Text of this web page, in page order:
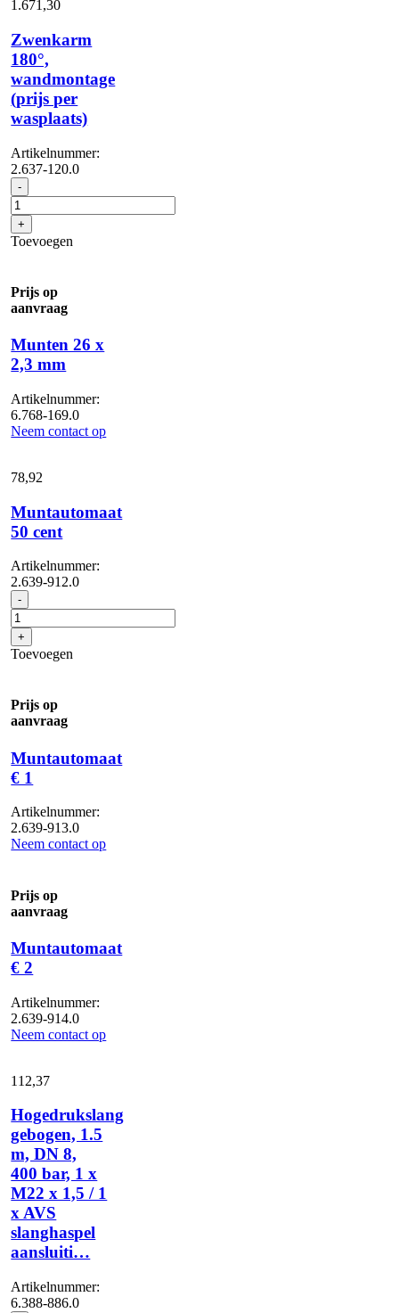
1.671,30
Zwenkarm
180°,
wandmontage
(prijs per
wasplaats)
Artikelnummer:
2.637-120.0
- Zwenkarm
180°,
wandmontage
(prijs
per
+
Toevoegen
Prijs op
aanvraag
Munten 26 x
2,3 mm
Artikelnummer:
6.768-169.0
Neem contact op
78,92
Muntautomaat
50 cent
Artikelnummer:
2.639-912.0
- Muntautomaat
50
cent
aantal
+
Toevoegen
Prijs op
aanvraag
Muntautomaat
€ 1
Artikelnummer:
2.639-913.0
Neem contact op
Prijs op
aanvraag
Muntautomaat
€ 2
Artikelnummer:
2.639-914.0
Neem contact op
112,37
Hogedrukslang
gebogen, 1.5
m, DN 8,
400 bar, 1 x
M22 x 1,5 / 1
x AVS
slanghaspel
aansluiti…
Artikelnummer:
6.388-886.0